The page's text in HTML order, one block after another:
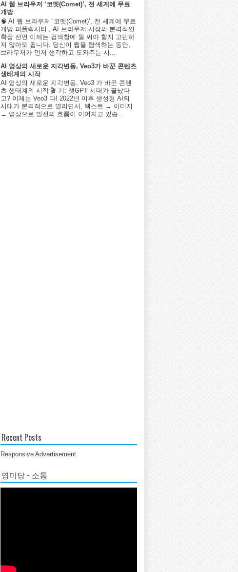
AI 웹 브라우저 ‘코멧(Comet)’, 전 세계에 무료
개방
🧠 AI 웹 브라우저 ‘코멧(Comet)’, 전 세계에 무료
개방 퍼플렉시티 , AI 브라우저 시장의 본격적인
확장 선언 이제는 검색창에 뭘 써야 할지 고민하
지 않아도 됩니다. 당신이 웹을 탐색하는 동안,
브라우저가 먼저 생각하고 도와주는 시...
AI 영상의 새로운 지각변동, Veo3가 바꾼 콘텐츠
생태계의 시작
AI 영상의 새로운 지각변동, Veo3 가 바꾼 콘텐
츠 생태계의 시작 🎬 기: 챗GPT 시대가 끝났다
고? 이제는 Veo3 다! 2022년 이후 생성형 AI의
시대가 본격적으로 열리면서, 텍스트 → 이미지
→ 영상으로 발전의 흐름이 이어지고 있습...
Recent Posts
Responsive Advertisement
영미당 - 소통